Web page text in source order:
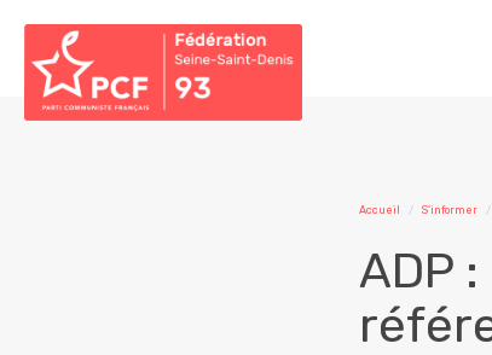
Accueil S'informer
ADP